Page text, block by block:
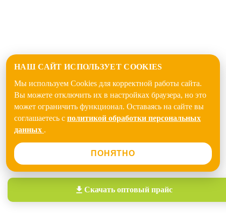
НАШ САЙТ ИСПОЛЬЗУЕТ COOKIES
Мы используем Cookies для корректной работы сайта.
Вы можете отключить их в настройках браузера, но это
может ограничить функционал. Оставаясь на сайте вы
соглашаетесь с политикой обработки персональных
данных .
ПОНЯТНО
Скачать оптовый прайс